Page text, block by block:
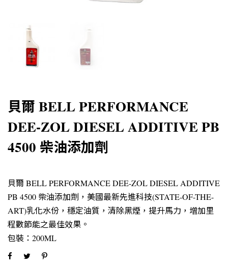
貝爾 BELL PERFORMANCE
DEE-ZOL DIESEL ADDITIVE PB
4500 柴油添加劑
貝爾 BELL PERFORMANCE DEE-ZOL DIESEL ADDITIVE
PB 4500 柴油添加劑，美國最新先進科技(STATE-OF-THE-
ART)乳化水份，穩定油質，清除黑煙，提升馬力，增加里
程數節能之最佳效果。
包裝：200ML